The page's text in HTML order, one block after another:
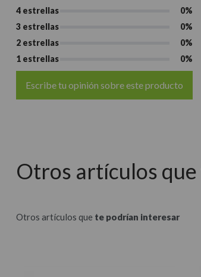
4 estrellas
0%
3 estrellas
0%
2 estrellas
0%
1 estrellas
0%
Escribe tu opinión sobre este producto
Otros artículos que
Otros artículos que te podrían interesar